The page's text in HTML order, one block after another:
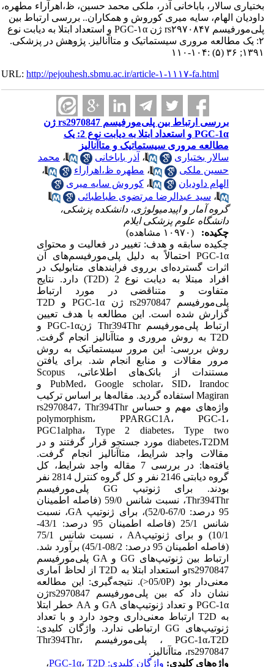
بختیاری سالار، باباخانی آذر، ملکی محمد حسین، ظ،اهرآراء مطهره،
داودیان الهام، سایه میری کوروش و همکاران.. بررسی ارتباط بین
پلی‌مورفیسم rs۲۹۷۰۸۴۷ ژن PGC-۱α و استعداد ابتلا به دیابت نوع
۲: یک مطالعه مروری سیستماتیک و متاآنالیز. پژوهش در پزشکی.
۱۳۹۱; ۳۶ (۵) :۱۰۴-۱۱۰
URL:http://pejouhesh.sbmu.ac.ir/article-۱-۱۱۱۷-fa.html
بررسی ارتباط بین پلی‌مورفیسم rs2970847 ژن
PGC-1α و استعداد ابتلا به دیابت نوع 2: یک
مطالعه مروری سیستماتیک و متاآنالیز
سالار بختیاری
،آذر باباخانی ،محمد
حسین ملکی
،مطهره ظ،اهرآراء
،
الهام داودیان
،کوروش سایه میری
،سید عبدالرضا مرتضوی طباطبائی
گروه آمار و اپیدمیولوژی، دانشکده پزشکی،
دانشگاه علوم پزشکی ایلام
چکیده:
چکیده سابقه و هدف: تغییر در فعالیت و محتوای
PGC-1α احتمالاً به دلیل پلی‌مورفیسم‌های آن
اثرات گسترده‌ای برروی فرایندهای متابولیک در
افراد مبتلا به دیابت نوع 2 (T2D) دارد. نتایج
متفاوت و متناقضی در مورد ارتباط
پلی‌مورفیسم rs2970847 ژن PGC-1α و T2D
گزارش شده است. این مطالعه با هدف تعیین
ارتباط پلی‌مورفیسم Thr394Thr ژنPGC-1α و
T2D به روش مروری و متاآنالیز انجام گرفت.
روش بررسی: این مرور سیستماتیک به روش
مرور مقالات و منابع انجام شد. برای یافتن
مستندات از بانک‌های اطلاعاتیScopus ،
PubMed، Google scholar، SID، Irandoc و
Magiran استفاده گردید. مقاله‌ها بر اساس ترکیب
واژه‌های مهم و حساس rs2970847، Thr394Thr
polymorphism، PPARGC1A، PGC-1،
PGC1alpha، Type 2 diabetes، Type two
diabetes،T2DM مورد جستجو قرار گرفتند و در
مقالات واجد شرایط، متاآنالیز انجام گرفت.
یافته‌ها: در بررسی 7 مقاله واجد شرایط، کل
‌گروه دیابتی 2146 نفر و کل گروه کنترل 2814 نفر
بودند. برای ژنوتیپ GG پلی‌مورفیسم
Thr394Thr، نسبت شانس 59/0 (فاصله اطمینان
95 درصد: ‌67/0-52/0)، برای ژنوتیپ GA، نسبت
شانس 25/‌1 (فاصله اطمینان 95 درصد: 43/1-
10/1) و برای ژنوتیپAA ، نسبت شانس 75/1
(فاصله اطمینان 95 درصد: 08/2-45/1) برآورد شد.
ارتباط بین ژنوتیپ‌های GG و GA پلی‌مورفیسم
rs2970847و استعداد ابتلا به T2D از لحاظ آماری
معنی‌دار بود (05/0P<). نتیجه‌گیری: این مطالعه
نشان داد که بین پلی‌مورفیسم‌ rs2970847ژن
PGC-1α و تعداد ژنوتیپ‌های GA و AA خطر ابتلا
به T2D ارتباط معنی‌داری وجود دارد و با تعداد
ژنوتیپ‌های GG ارتباطی ندارد. واژگان کلیدی:
PGC-1α،T2D ، پلی‌مورفیسم Thr394Thr،
rs2970847، متاآنالیز.
واژه‌های کلیدی:واژگان کلیدی: PGC-1α ،T2D
،